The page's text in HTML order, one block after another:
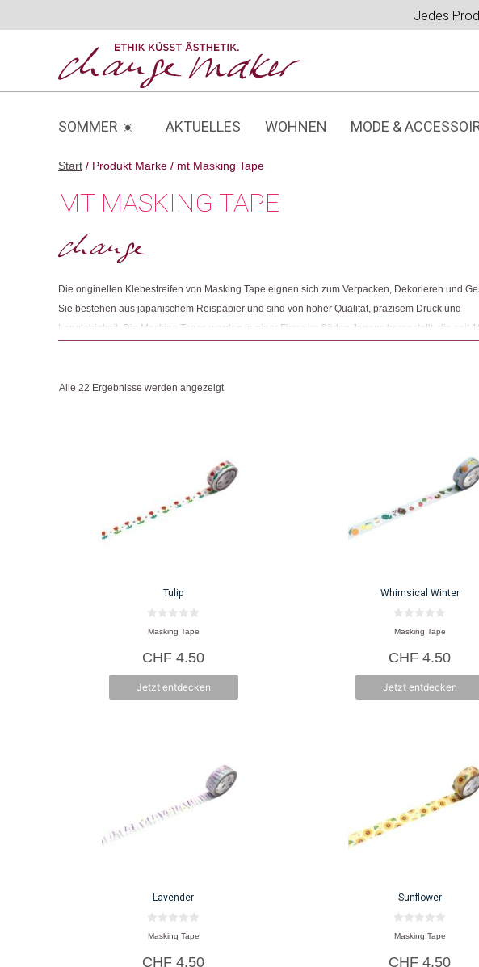
Jedes
SOMMER ☀️ AKTUELLES WOHNEN MODE &
Start / Produkt Marke / mt Masking Tape
MT MASKING TAPE
Die originellen Klebestreifen von Masking Tape eignen sich zum Verpacken, Dekorieren und
Sie bestehen aus japanischem Reispapier und sind von hoher Qualität, präzisem Druck und
Langlebigkeit. Die Masking Tapes werden in einer Firma im Süden Japans hergestellt, die seit
Herkunft: Schweiz, Japan
Alle 22 Ergebnisse werden angezeigt
Tulip
0
v
n
5
Masking Tape
CHF 4.50
Jetzt entdecken
Whimsical Winter
0
v
n
5
Masking Tape
CHF 4.50
Jetzt entdecken
Lavender
0
v
n
Masking Tape
CHF 4.50
Sunflower
0
v
n
Masking Tape
CHF 4.50